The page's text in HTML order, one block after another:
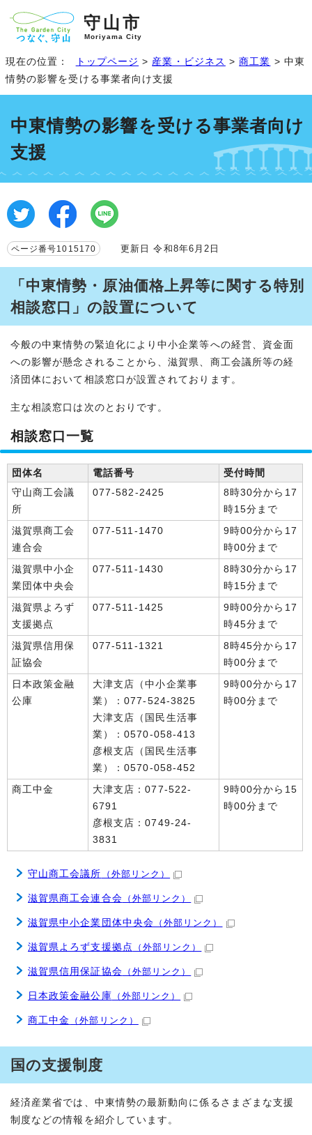
守山市
Moriyama City
現在の位置： トップページ > 産業・ビジネス >商工業 > 中東
情勢の影響を受ける事業者向け支援
中東情勢の影響を受ける事業者向け
支援
ページ番号1015170 更新日 令和8年6月2日
「中東情勢・原油価格上昇等に関する特別
相談窓口」の設置について
今般の中東情勢の緊迫化により中小企業等への経営、資金面
への影響が懸念されることから、滋賀県、商工会議所等の経
済団体において相談窓口が設置されております。
主な相談窓口は次のとおりです。
相談窓口一覧
団体名 電話番号
受付時間
守山商工会議
所
077-582-2425
8時30分から17
時15分まで
滋賀県商工会
連合会
077-511-1470
9時00分から17
時00分まで
滋賀県中小企
業団体中央会
077-511-1430
8時30分から17
時15分まで
滋賀県よろず
支援拠点
077-511-1425
9時00分から17
時45分まで
滋賀県信用保
証協会
077-511-1321
8時45分から17
時00分まで
日本政策金融
公庫
大津支店（中小企業事
業）：077-524-3825
大津支店（国民生活事
業）：0570-058-413
彦根支店（国民生活事
業）：0570-058-452
9時00分から17
時00分まで
商工中金
大津支店：077-522-
6791
彦根支店：0749-24-
3831
9時00分から15
時00分まで
守山商工会議所 （外部リンク）
滋賀県商工会連合会 （外部リンク）
滋賀県中小企業団体中央会 （外部リンク）
滋賀県よろず支援拠点 （外部リンク）
滋賀県信用保証協会 （外部リンク）
日本政策金融公庫 （外部リンク）
商工中金 （外部リンク）
国の支援制度
経済産業省では、中東情勢の最新動向に係るさまざまな支援
制度などの情報を紹介しています。